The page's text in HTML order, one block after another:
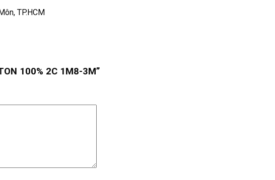
TP.HCM
100% 2C 1M8-3M”